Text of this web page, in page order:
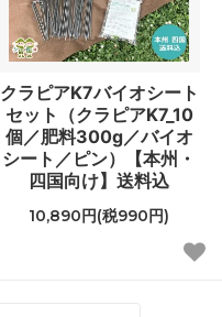
クラピアK7バイオシート
セット（クラピアK7_10
個／肥料300g／バイオ
シート／ピン）【本州・
四国向け】送料込
10,890円(税990円)